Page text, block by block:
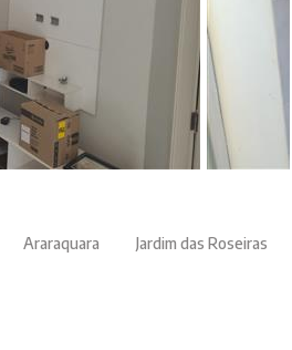
Araraquara Jardim das Roseiras